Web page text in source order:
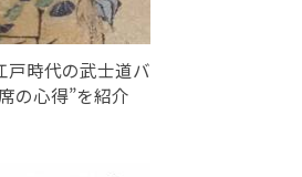
時代の武士道バ
の心得”を紹介